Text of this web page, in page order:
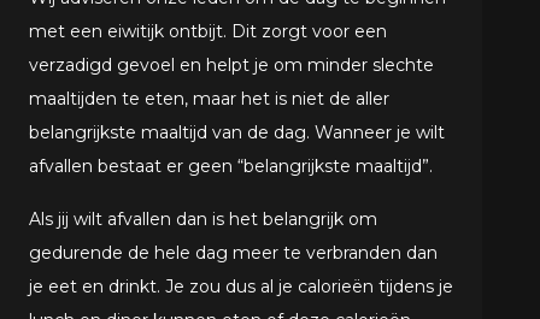
met een eiwitijk ontbijt. Dit zorgt voor een
verzadigd gevoel en helpt je om minder slechte
maaltijden te eten, maar het is niet de aller
belangrijkste maaltijd van de dag. Wanneer je wilt
afvallen bestaat er geen “belangrijkste maaltijd”.
Als jij wilt afvallen dan is het belangrijk om
gedurende de hele dag meer te verbranden dan
je eet en drinkt. Je zou dus al je calorieën tijdens je